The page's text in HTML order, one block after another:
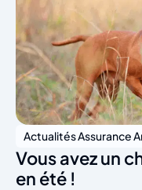
Actualités Assurance
Vous avez un
en été !